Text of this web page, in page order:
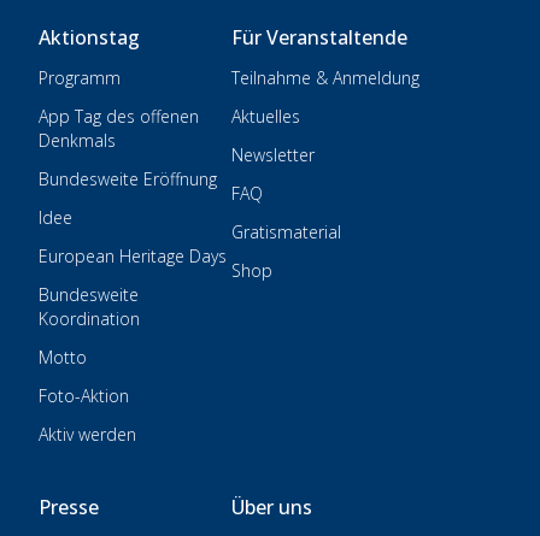
Aktionstag
Programm
App Tag des offenen
Denkmals
Bundesweite Eröffnung
Idee
European Heritage Days
Bundesweite
Koordination
Motto
Foto-Aktion
Aktiv werden
Für Veranstaltende
Teilnahme & Anmeldung
Aktuelles
Newsletter
FAQ
Gratismaterial
Shop
Presse Über uns